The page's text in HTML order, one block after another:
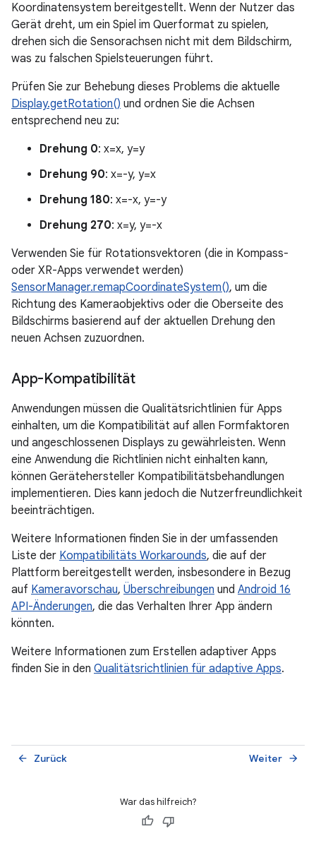
Koordinatensystem bereitgestellt. Wenn der Nutzer das
Gerät dreht, um ein Spiel im Querformat zu spielen,
drehen sich die Sensorachsen nicht mit dem Bildschirm,
was zu falschen Spielsteuerungen führt.
Prüfen Sie zur Behebung dieses Problems die aktuelle
Display.getRotation() und ordnen Sie die Achsen
entsprechend neu zu:
Drehung 0: x=x, y=y
Drehung 90: x=-y, y=x
Drehung 180: x=-x, y=-y
Drehung 270: x=y, y=-x
Verwenden Sie für Rotationsvektoren (die in Kompass-
oder XR-Apps verwendet werden)
SensorManager.remapCoordinateSystem(), um die
Richtung des Kameraobjektivs oder die Oberseite des
Bildschirms basierend auf der aktuellen Drehung den
neuen Achsen zuzuordnen.
App-Kompatibilität
Anwendungen müssen die Qualitätsrichtlinien für Apps
einhalten, um die Kompatibilität auf allen Formfaktoren
und angeschlossenen Displays zu gewährleisten. Wenn
eine Anwendung die Richtlinien nicht einhalten kann,
können Gerätehersteller Kompatibilitätsbehandlungen
implementieren. Dies kann jedoch die Nutzerfreundlichkeit
beeinträchtigen.
Weitere Informationen finden Sie in der umfassenden
Liste der Kompatibilitäts Workarounds, die auf der
Plattform bereitgestellt werden, insbesondere in Bezug
auf Kameravorschau, Überschreibungen und Android 16
API-Änderungen, die das Verhalten Ihrer App ändern
könnten.
Weitere Informationen zum Erstellen adaptiver Apps
finden Sie in den Qualitätsrichtlinien für adaptive Apps.
Zurück
arrow_back Weiter arrow_forward
War das hilfreich?